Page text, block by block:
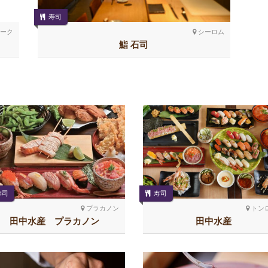
ク シーロム
寿司
鮨 石司
プラカノン
田中水産 プラカノン
トン
寿司
田中水産